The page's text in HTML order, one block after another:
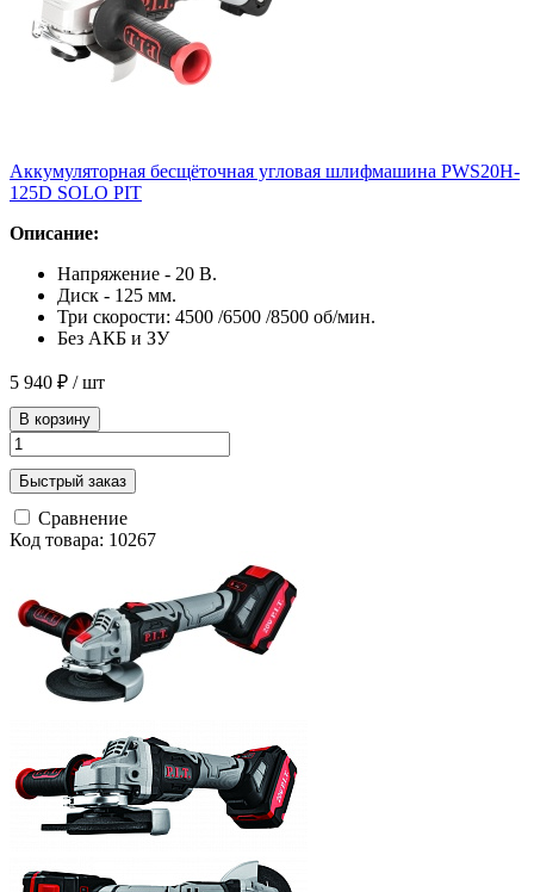
Аккумуляторная бесщёточная угловая шлифмашина PWS20H-
125D SOLO PIT
Описание:
Напряжение - 20 В.
Диск - 125 мм.
Три скорости: 4500 /6500 /8500 об/мин.
Без АКБ и ЗУ
5 940 ₽ / шт
В корзину
Быстрый заказ
Сравнение
Код товара: 10267